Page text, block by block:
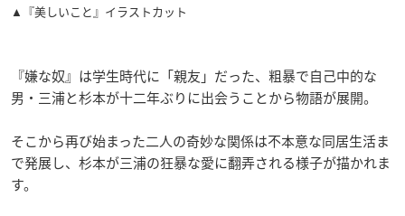
▲『美しいこと』イラストカット
『嫌な奴』は学生時代に「親友」だった、粗暴で自己中的な
男・三浦と杉本が十二年ぶりに出会うことから物語が展開。
そこから再び始まった二人の奇妙な関係は不本意な同居生活ま
で発展し、杉本が三浦の狂暴な愛に翻弄される様子が描かれま
す。